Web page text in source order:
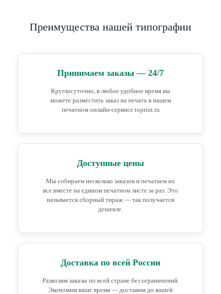
Преимущества нашей типографии
Принимаем заказы — 24/7
Круглосуточно, в любое удобное время вы
можете разместить заказ на печать в нашем
печатном онлайн-сервисе toprint.ru
Доступные цены
Мы собираем несколько заказов и печатаем их
все вместе на едином печатном листе за раз. Это
называется сборный тираж — так получается
дешевле.
Доставка по всей России
Развозим заказы по всей стране без ограничений.
Экономим ваше время — доставим до вашей